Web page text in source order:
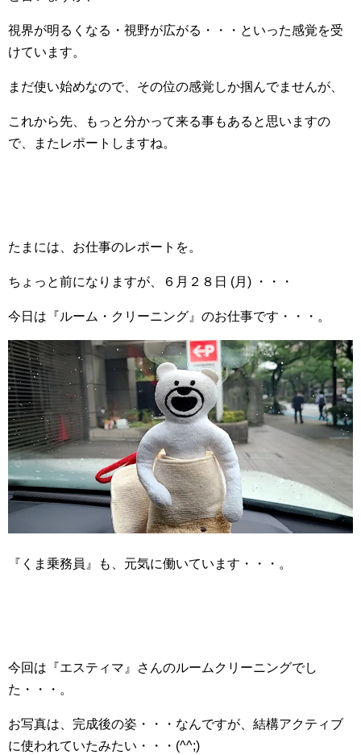
視界が明るくなる・視野が広がる・・・といった感覚を受
けています。
まだ使い始めなので、その位の感覚しか掴んでませんが、
これから先、もっと分かって来る事もあると思いますの
で、またレポートしますね。
たまには、お仕事のレポートを。
ちょっと前になりますが、６月２８日 (月) ・・・
今日は『ルーム・クリーニング』のお仕事です・・・。
『くま乗務員』も、元気に働いています・・・。
今回は『エスティマ』さんのルームクリーニングでし
た・・・。
お写真は、完成後の姿・・・なんですが、結構アクティブ
に使われていたみたい・・・(^^;)